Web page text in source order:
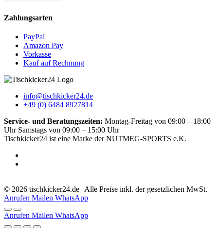
Zahlungsarten
PayPal
Amazon Pay
Vorkasse
Kauf auf Rechnung
info@tischkicker24.de
+49 (0) 6484 8927814
Service- und Beratungszeiten: Montag-Freitag von 09:00 – 18:00
Uhr Samstags von 09:00 – 15:00 Uhr
Tischkicker24 ist eine Marke der NUTMEG-SPORTS e.K.
© 2026 tischkicker24.de | Alle Preise inkl. der gesetzlichen MwSt.
Anrufen Mailen WhatsApp
Anrufen Mailen WhatsApp